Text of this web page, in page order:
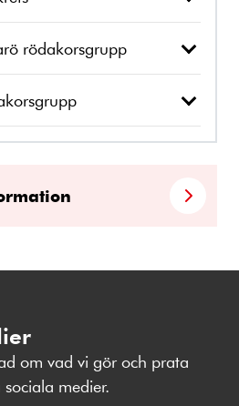
rödakorsgrupp
om vad vi gör och prata
medier.